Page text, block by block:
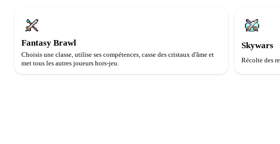
Fantasy Brawl
Choisis une classe, utilise ses compétences, casse des cristaux d'âme et
met tous les autres joueurs hors-jeu.
Skywars
Récolte des